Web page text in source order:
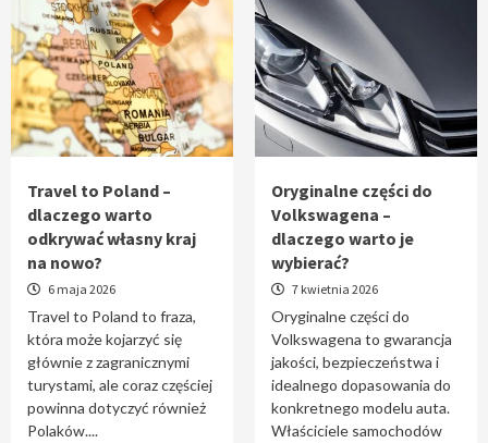
4
geodety w przyszłości?
5
Tworzenie aplikacji internetowych – jak
powstają nowoczesne rozwiązania cyfrowe
1
Travel to Poland – dlaczego warto odkrywać
własny kraj na nowo?
2
Oryginalne części do Volkswagena –
dlaczego warto je wybierać?
Travel to Poland –
dlaczego warto
odkrywać własny kraj
na nowo?
6 maja 2026
Travel to Poland to fraza,
która może kojarzyć się
głównie z zagranicznymi
turystami, ale coraz częściej
powinna dotyczyć również
Polaków....
Oryginalne części do
Volkswagena –
dlaczego warto je
wybierać?
7 kwietnia 2026
Oryginalne części do
Volkswagena to gwarancja
jakości, bezpieczeństwa i
idealnego dopasowania do
konkretnego modelu auta.
Właściciele samochodów